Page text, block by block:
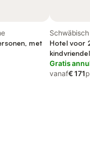
met
Hotel voor
Gratis
vanaf€ 171